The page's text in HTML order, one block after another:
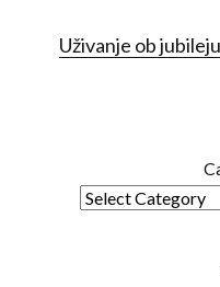
Uživanje ob